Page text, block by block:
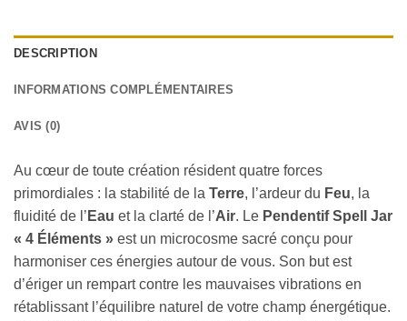
DESCRIPTION
INFORMATIONS COMPLÉMENTAIRES
AVIS (0)
Au cœur de toute création résident quatre forces
primordiales : la stabilité de la Terre, l’ardeur du Feu, la
fluidité de l’ Eau et la clarté de l’Air. Le Pendentif Spell Jar
« 4 Éléments » est un microcosme sacré conçu pour
harmoniser ces énergies autour de vous. Son but est
d’ériger un rempart contre les mauvaises vibrations en
rétablissant l’équilibre naturel de votre champ énergétique.